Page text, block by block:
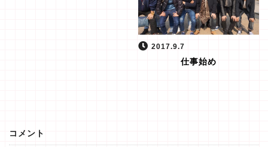
2017.9.7
仕事始め
コメント